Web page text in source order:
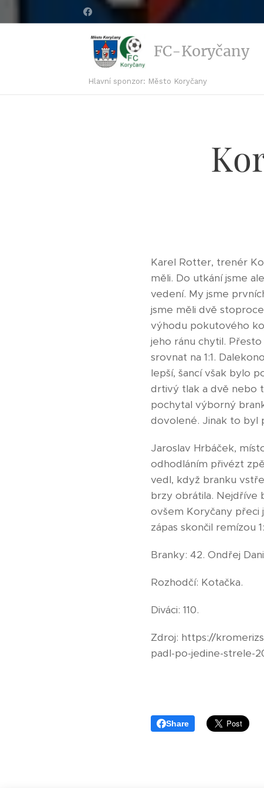
FC-Koryčany
Hlavní sponzor: Město Koryčany
Karel Rotter, trenér
měli. Do utkání jsme
vedení. My jsme
jsme měli dvě
výhodu pokutového
jeho ránu chytil.
srovnat na 1:1.
lepší, šancí však bylo
drtivý tlak a dvě nebo
pochytal výborný
dovolené. Jinak to byl
Jaroslav Hrbáček,
odhodláním přivézt
vedl, když branku
brzy obrátila. Nejdříve
ovšem Koryčany přeci
zápas skončil remízou
Branky: 42. Ondřej
Rozhodčí: Kotačka.
Diváci: 110.
Zdroj: https://
padl-po-jedine-strele-
Share